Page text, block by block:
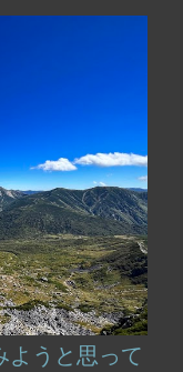
ようと思って